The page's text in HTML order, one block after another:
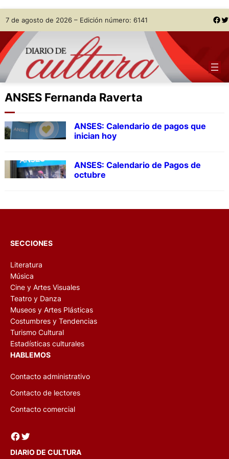
Skip
to
content
7 de agosto de 2026 – Edición número: 6141 Facebook Twitter
ANSES Fernanda Raverta
ANSES: Calendario de pagos que
inician hoy
ANSES: Calendario de Pagos de
octubre
SECCIONES
Literatura
Música
Cine y Artes Visuales
Teatro y Danza
Museos y Artes Plásticas
Costumbres y Tendencias
Turismo Cultural
Estadísticas culturales
HABLEMOS
Contacto administrativo
Contacto de lectores
Contacto comercial
Facebook Twitter
DIARIO DE CULTURA